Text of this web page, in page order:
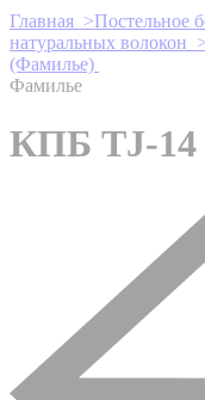
Главная >Постельное
натуральных волокон >
(Фамилье)
Фамилье
КПБ TJ-14